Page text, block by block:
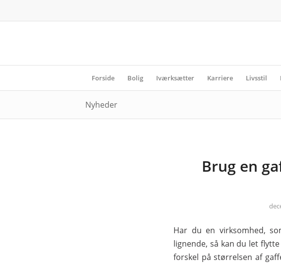
Forside Bolig Iværksætter Karriere Livsstil
Nyheder
Brug en
Har du en virksomhed,
lignende, så kan du let
forskel på størrelsen af